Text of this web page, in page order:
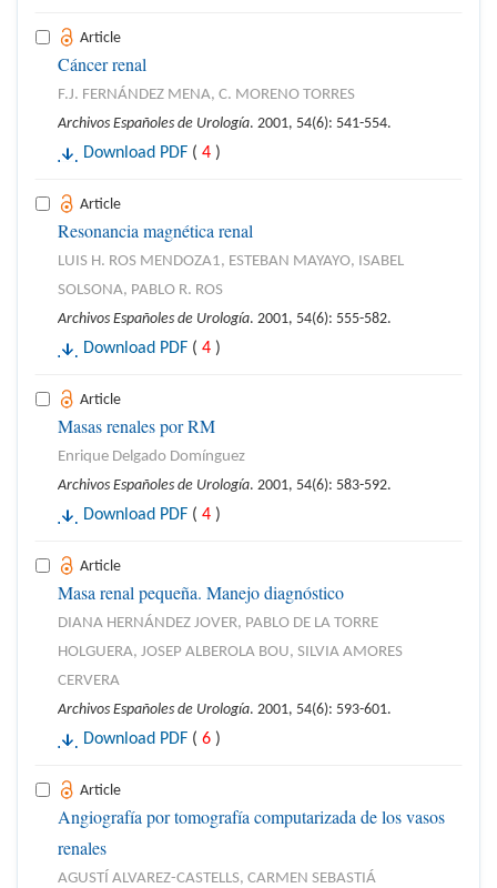
Article
Cáncer renal
F.J. FERNÁNDEZ MENA, C. MORENO TORRES
Archivos Españoles de Urología. 2001, 54(6): 541-554.
Download PDF ( 4 )
Article
Resonancia magnética renal
LUIS H. ROS MENDOZA1, ESTEBAN MAYAYO, ISABEL
SOLSONA, PABLO R. ROS
Archivos Españoles de Urología. 2001, 54(6): 555-582.
Download PDF ( 4 )
Article
Masas renales por RM
Enrique Delgado Domínguez
Archivos Españoles de Urología. 2001, 54(6): 583-592.
Download PDF ( 4 )
Article
Masa renal pequeña. Manejo diagnóstico
DIANA HERNÁNDEZ JOVER, PABLO DE LA TORRE
HOLGUERA, JOSEP ALBEROLA BOU, SILVIA AMORES
CERVERA
Archivos Españoles de Urología. 2001, 54(6): 593-601.
Download PDF ( 6 )
Article
Angiografía por tomografía computarizada de los vasos
renales
AGUSTÍ ALVAREZ-CASTELLS, CARMEN SEBASTIÁ